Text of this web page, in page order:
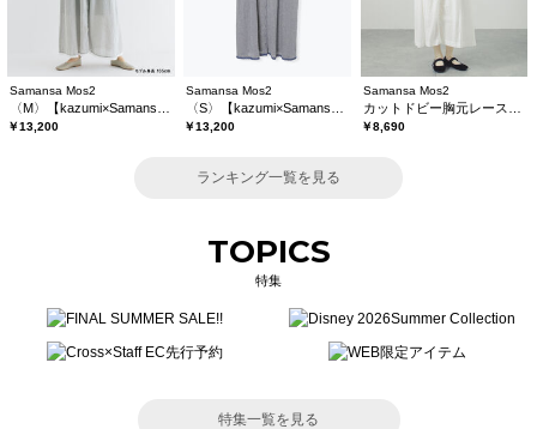
Samansa Mos2
￥13,200
Samansa Mos2
￥13,200
Samansa Mos2
￥8,690
ランキング一覧を見る
TOPICS
特集
特集一覧を見る